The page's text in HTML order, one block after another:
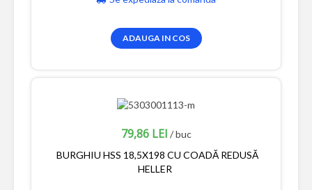
ADAUGA IN COS
79,86 LEI / buc
BURGHIU HSS 18,5X198 CU COADĂ REDUSĂ
HELLER